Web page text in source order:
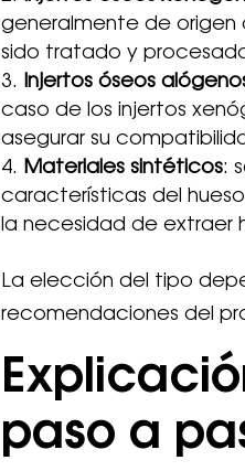
generalmente de origen
sido tratado y
Injertos óseos
caso de los injertos
asegurar su
Materiales sintéticos:
características del
la necesidad de extraer
La elección del tipo
recomendaciones del
paso a